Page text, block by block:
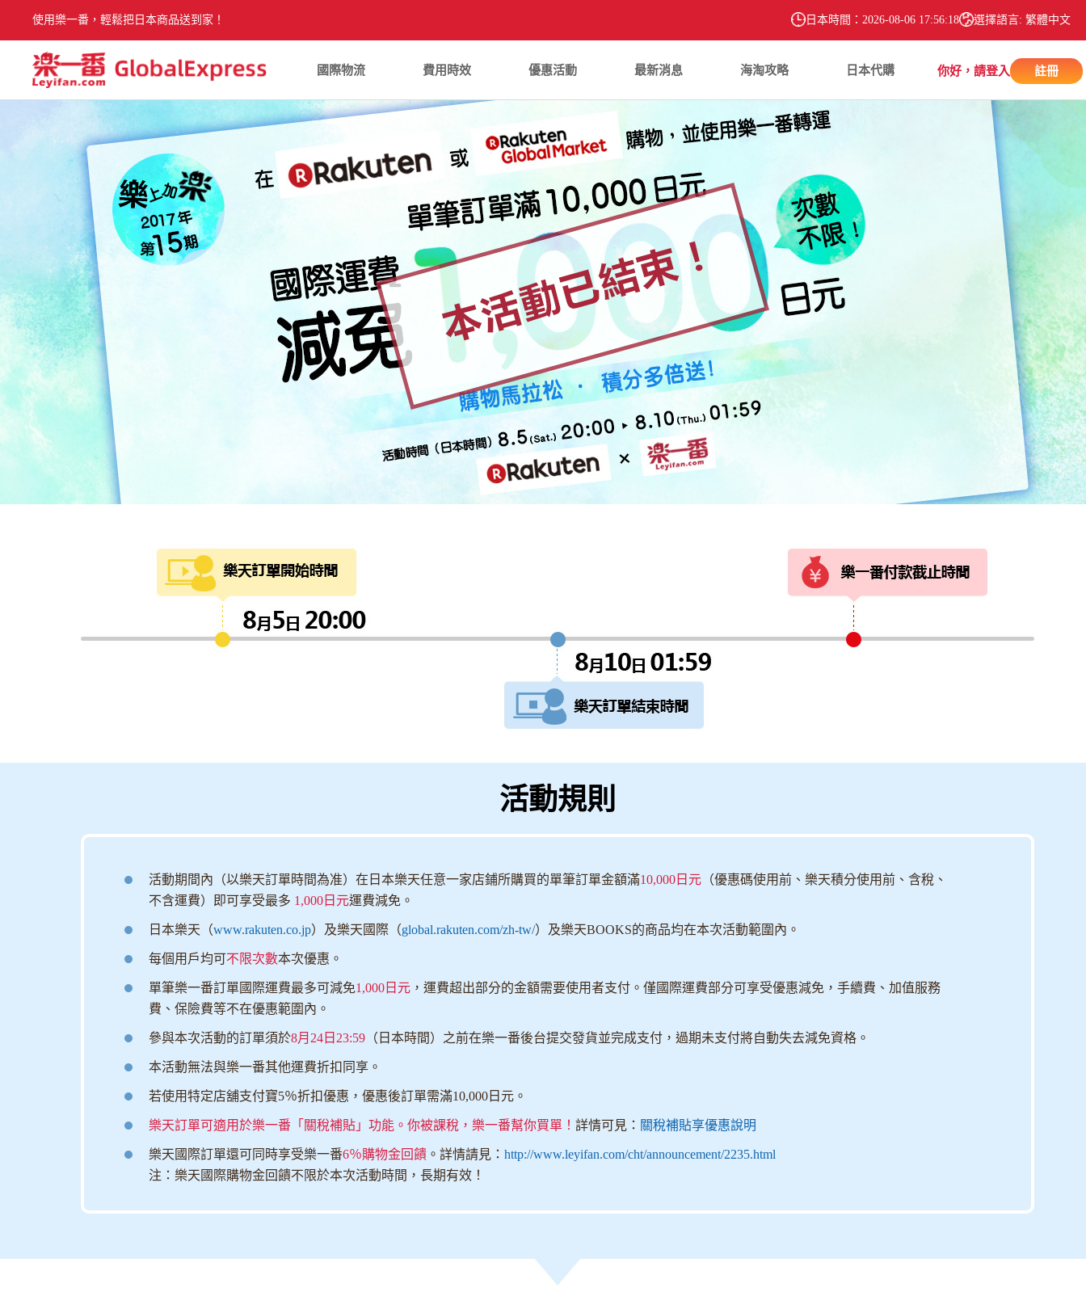
使用樂一番，輕鬆把日本商品送到家！ 日本時間： 2026-08-06 17:56:20 選擇語言: 繁體中文
國際物流 費用時效 優惠活動 最新消息 海淘攻略 日本代購 你好，請登入 註冊
活動規則
活動期間內（以樂天訂單時間為准）在日本樂天任意一家店鋪所購買的單筆訂單金額滿10,000日元 （優惠碼使用前、樂天積分使用前、含稅、
不含運費）即可享受最多 1,000日元運費減免。
日本樂天（www.rakuten.co.jp）及樂天國際（global.rakuten.com/zh-tw/）及樂天BOOKS的商品均在本次活動範圍內。
每個用戶均可不限次數本次優惠。
單筆樂一番訂單國際運費最多可減免1,000日元 ，運費超出部分的金額需要使用者支付。僅國際運費部分可享受優惠減免，手續費、加值服務
費、保險費等不在優惠範圍內。
參與本次活動的訂單須於8月24日23:59 （日本時間）之前在樂一番後台提交發貨並完成支付，過期未支付將自動失去減免資格。
本活動無法與樂一番其他運費折扣同享。
若使用特定店舖支付寶5％折扣優惠，優惠後訂單需滿10,000日元。
樂天訂單可適用於樂一番「關稅補貼」功能。你被課稅，樂一番幫你買單！ 詳情可見： 關稅補貼享優惠說明
樂天國際訂單還可同時享受樂一番6％購物金回饋 。詳情請見： http://www.leyifan.com/cht/announcement/2235.html
注：樂天國際購物金回饋不限於本次活動時間，長期有效！